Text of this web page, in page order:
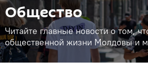
Общество
Читайте главные новости о том,
общественной жизни Молдовы и